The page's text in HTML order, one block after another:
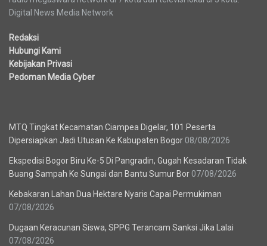
Digital News Media Network
Redaksi
Hubungi Kami
Kebijakan Privasi
Pedoman Media Cyber
MTQ Tingkat Kecamatan Ciampea Digelar, 101 Peserta
Dipersiapkan Jadi Utusan Ke Kabupaten Bogor 08/08/2026
Ekspedisi Bogor Biru Ke-5 Di Pangradin, Gugah Kesadaran Tidak
Buang Sampah Ke Sungai dan Bantu Sumur Bor 07/08/2026
Kebakaran Lahan Dua Hektare Nyaris Capai Permukiman
07/08/2026
Dugaan Keracunan Siswa, SPPG Terancam Sanksi Jika Lalai
07/08/2026